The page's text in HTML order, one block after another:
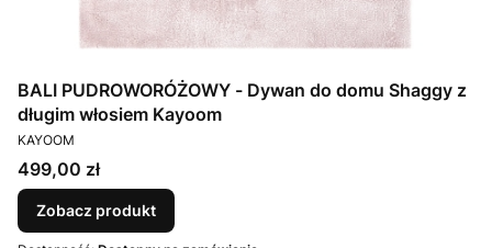
BALI PUDROWORÓŻOWY - Dywan do domu Shaggy z
długim włosiem Kayoom
PRODUCENT
KAYOOM
Cena
499,00 zł
Zobacz produkt